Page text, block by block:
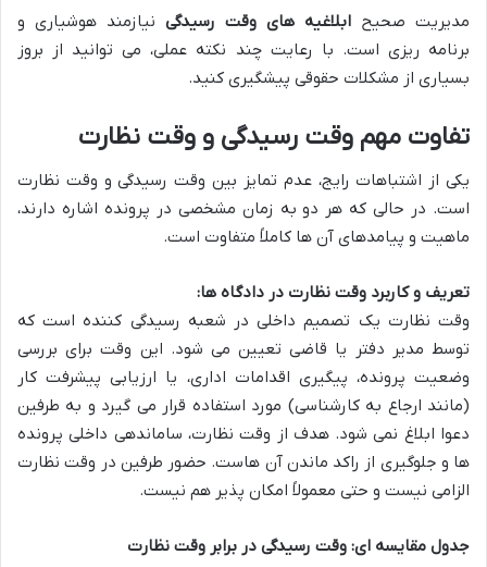
مدیریت صحیح ابلاغیه های وقت رسیدگی نیازمند هوشیاری و
برنامه ریزی است. با رعایت چند نکته عملی، می توانید از بروز
بسیاری از مشکلات حقوقی پیشگیری کنید.
تفاوت مهم وقت رسیدگی و وقت نظارت
یکی از اشتباهات رایج، عدم تمایز بین وقت رسیدگی و وقت نظارت
است. در حالی که هر دو به زمان مشخصی در پرونده اشاره دارند،
ماهیت و پیامدهای آن ها کاملاً متفاوت است.
تعریف و کاربرد وقت نظارت در دادگاه ها:
وقت نظارت یک تصمیم داخلی در شعبه رسیدگی کننده است که
توسط مدیر دفتر یا قاضی تعیین می شود. این وقت برای بررسی
وضعیت پرونده، پیگیری اقدامات اداری، یا ارزیابی پیشرفت کار
(مانند ارجاع به کارشناسی) مورد استفاده قرار می گیرد و به طرفین
دعوا ابلاغ نمی شود. هدف از وقت نظارت، ساماندهی داخلی پرونده
ها و جلوگیری از راکد ماندن آن هاست. حضور طرفین در وقت نظارت
الزامی نیست و حتی معمولاً امکان پذیر هم نیست.
جدول مقایسه ای: وقت رسیدگی در برابر وقت نظارت